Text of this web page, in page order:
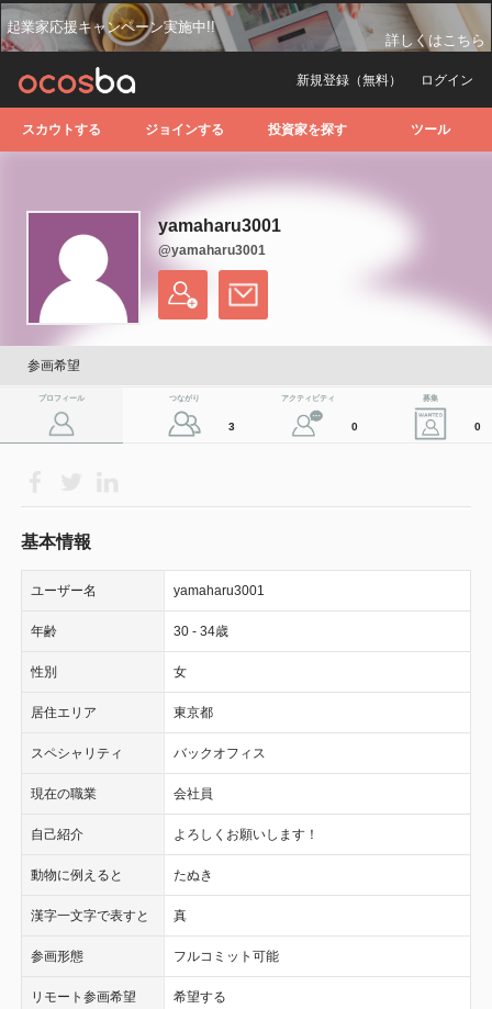
起業家応援キャンペーン実施中!!
詳しくはこちら
ログイン
新規登録（無料）
スカウトする ジョインする 投資家を探す ツール
yamaharu3001
@yamaharu3001
参画希望
プロフィール つながり
3
アクティビティ
0
募集
0
基本情報
ユーザー名 yamaharu3001
年齢 30 - 34歳
性別 女
居住エリア 東京都
スペシャリティ バックオフィス
現在の職業 会社員
自己紹介 よろしくお願いします！
動物に例えると たぬき
漢字一文字で表すと 真
参画形態 フルコミット可能
リモート参画希望 希望する